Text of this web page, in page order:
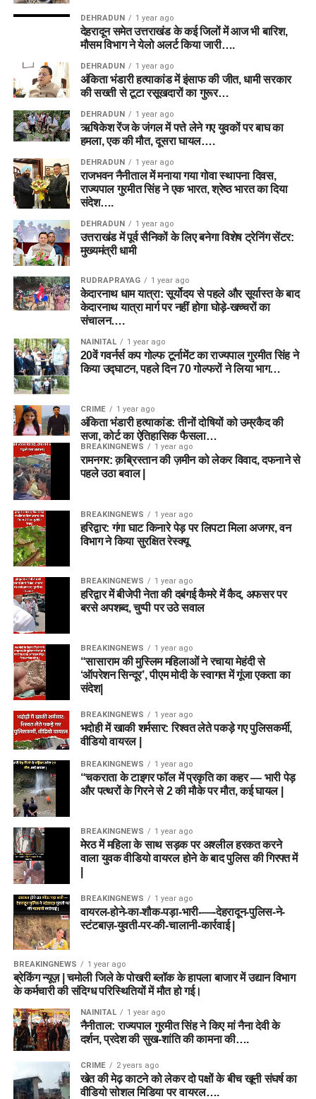
DEHRADUN 1 year ago
देहरादून समेत उत्तराखंड के कई जिलों में आज भी बारिश,
मौसम विभाग ने येलो अलर्ट किया जारी….
DEHRADUN 1 year ago
अंकिता भंडारी हत्याकांड में इंसाफ की जीत, धामी सरकार
की सख्ती से टूटा रसूखदारों का गुरूर…
DEHRADUN 1 year ago
ऋषिकेश रेंज के जंगल में पत्ते लेने गए युवकों पर बाघ का
हमला, एक की मौत, दूसरा घायल….
DEHRADUN 1 year ago
राजभवन नैनीताल में मनाया गया गोवा स्थापना दिवस,
राज्यपाल गुरमीत सिंह ने एक भारत, श्रेष्ठ भारत का दिया
संदेश….
DEHRADUN 1 year ago
उत्तराखंड में पूर्व सैनिकों के लिए बनेगा विशेष ट्रेनिंग सेंटर:
मुख्यमंत्री धामी
RUDRAPRAYAG 1 year ago
केदारनाथ धाम यात्रा: सूर्योदय से पहले और सूर्यास्त के बाद
केदारनाथ यात्रा मार्ग पर नहीं होगा घोड़े-खच्चरों का
संचालन….
NAINITAL 1 year ago
20वें गवर्नर्स कप गोल्फ टूर्नामेंट का राज्यपाल गुरमीत सिंह ने
किया उद्घाटन, पहले दिन 70 गोल्फरों ने लिया भाग…
CRIME 1 year ago
अंकिता भंडारी हत्याकांड: तीनों दोषियों को उम्रकैद की
सजा, कोर्ट का ऐतिहासिक फैसला…
BREAKINGNEWS 1 year ago
रामनगर: क़ब्रिस्तान की ज़मीन को लेकर विवाद, दफनाने से
पहले उठा बवाल |
BREAKINGNEWS 1 year ago
हरिद्वार: गंगा घाट किनारे पेड़ पर लिपटा मिला अजगर, वन
विभाग ने किया सुरक्षित रेस्क्यू
BREAKINGNEWS 1 year ago
हरिद्वार में बीजेपी नेता की दबंगई कैमरे में कैद, अफसर पर
बरसे अपशब्द, चुप्पी पर उठे सवाल
BREAKINGNEWS 1 year ago
“सासाराम की मुस्लिम महिलाओं ने रचाया मेहंदी से
‘ऑपरेशन सिन्दूर’, पीएम मोदी के स्वागत में गूंजा एकता का
संदेश|
BREAKINGNEWS 1 year ago
भदोही में खाकी शर्मसार: रिश्वत लेते पकड़े गए पुलिसकर्मी,
वीडियो वायरल |
BREAKINGNEWS 1 year ago
“चकराता के टाइगर फॉल में प्रकृति का कहर — भारी पेड़
और पत्थरों के गिरने से 2 की मौके पर मौत, कई घायल |
BREAKINGNEWS 1 year ago
मेरठ में महिला के साथ सड़क पर अश्लील हरकत करने
वाला युवक वीडियो वायरल होने के बाद पुलिस की गिरफ्त में
BREAKINGNEWS 1 year ago
वायरल-होने-का-शौक-पड़ा-भारी-—-देहरादून-पुलिस-ने-
स्टंटबाज़-युवती-पर-की-चालानी-कार्रवाई |
BREAKINGNEWS 1 year ago
ब्रेकिंग न्यूज़ | चमोली जिले के पोखरी ब्लॉक के हापला बाजार में उद्यान विभाग
के कर्मचारी की संदिग्ध परिस्थितियों में मौत हो गई।
NAINITAL 1 year ago
नैनीताल: राज्यपाल गुरमीत सिंह ने किए मां नैना देवी के
दर्शन, प्रदेश की सुख-शांति की कामना की….
CRIME 2 years ago
खेत की मेढ़ काटने को लेकर दो पक्षों के बीच खूनी संघर्ष का
वीडियो सोशल मिडिया पर वायरल….